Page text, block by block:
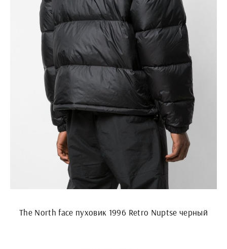
The North face пуховик 1996 Retro Nuptse черный